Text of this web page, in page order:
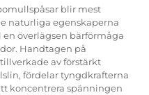
blir mest
naturliga egenskaperna
överlägsen bärförmåga
Handtagen på
av förstärkt
fördelar tyngdkrafterna
koncentrera spänningen